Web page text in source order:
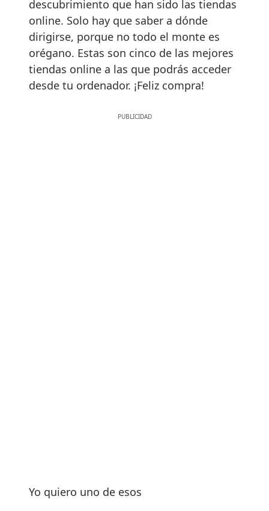
descubrimiento que han sido las tiendas
online. Solo hay que saber a dónde
dirigirse, porque no todo el monte es
orégano. Estas son cinco de las mejores
tiendas online a las que podrás acceder
desde tu ordenador. ¡Feliz compra!
Yo quiero uno de esos